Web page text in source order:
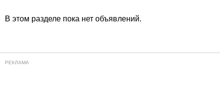
В этом разделе пока нет объявлений.